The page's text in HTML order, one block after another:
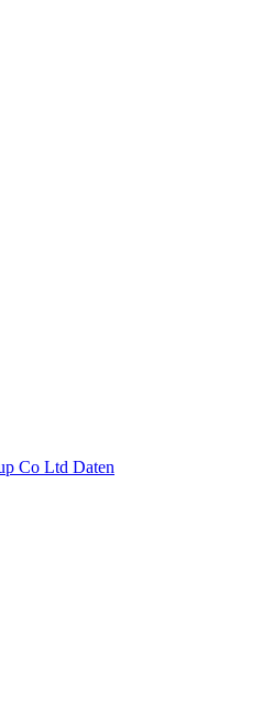
Co Ltd Daten